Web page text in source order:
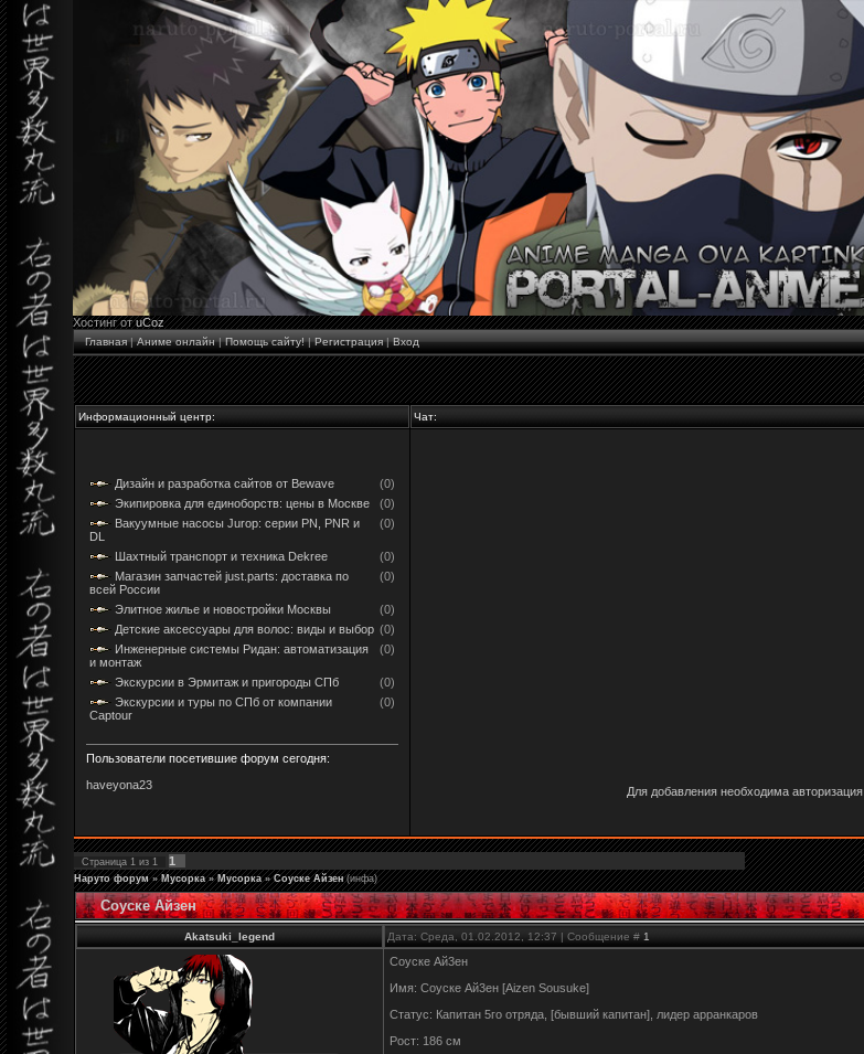
Хостинг отuCoz
Главная|Аниме онлайн|Помощь сайту!|Регистрация|Вход
Информационный центр: Чат:
Дизайн и разработка сайтов от Bewave
(0)
Экипировка для единоборств: цены в Москве
(0)
Вакуумные насосы Jurop: серии PN, PNR и
DL
(0)
Шахтный транспорт и техника Dekree
(0)
Магазин запчастей just.parts: доставка по
всей России
(0)
Элитное жилье и новостройки Москвы
(0)
Детские аксессуары для волос: виды и выбор (0)
Инженерные системы Ридан: автоматизация
и монтаж
(0)
Экскурсии в Эрмитаж и пригороды СПб
(0)
Экскурсии и туры по СПб от компании
Captour
(0)
Пользователи посетившие форум сегодня:
haveyona23
Для добавления необходима авторизация
Страница 1 из 1 1
Наруто форум » Мусорка » Мусорка » Соуске Айзен (инфа)
Соуске Айзен
Akatsuki_legend Дата: Среда, 01.02.2012, 12:37 | Сообщение # 1
Соуске Ай3ен
Имя: Соуске Ай3ен [Aizen Sousuke]
Статус: Капитан 5го отряда, [бывший капитан], лидер арранкаров
Рост: 186 см